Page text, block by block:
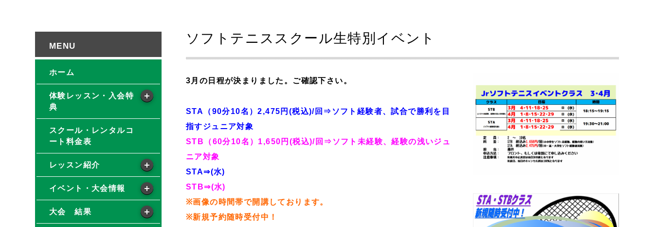
ソフトテニススクール生特別イベント
3月の日程が決まりました。ご確認下さい。
STA（90分10名）2,475円(税込)/回⇒ソフト経験者、試合で勝利を目
指すジュニア対象
STB（60分10名）1,650円(税込)/回⇒ソフト未経験、経験の浅いジュ
ニア対象
STA⇒(水)
STB⇒(水)
※画像の時間帯で開講しております。
※新規予約随時受付中！
ホーム
体験レッスン・入会特
典
スクール・レンタルコ
ート料金表
レッスン紹介
イベント・大会情報
大会 結果